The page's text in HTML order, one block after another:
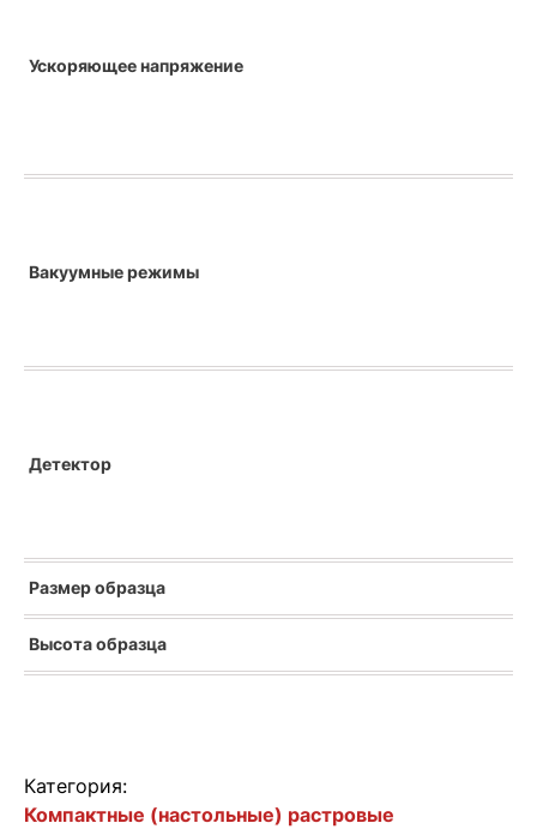
Ускоряющее напряжение
Вакуумные режимы
Детектор
Размер образца
Высота образца
Категория:
Компактные (настольные) растровые